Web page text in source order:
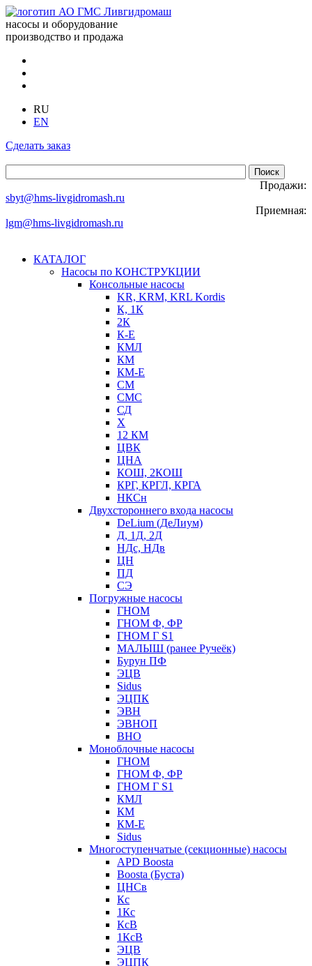
насосы и оборудование
производство и продажа
RU
EN
Сделать заказ
Продажи:
sbyt@hms-livgidromash.ru
Приемная:
lgm@hms-livgidromash.ru
КАТАЛОГ
Насосы по КОНСТРУКЦИИ
Консольные насосы
KR, KRM, KRL Kordis
К, 1К
2К
К-Е
КМЛ
КМ
КМ-Е
СМ
СМС
СД
Х
12 КМ
ЦВК
ЦНА
КОШ, 2КОШ
КРГ, КРГЛ, КРГА
НКСн
Двухстороннего входа насосы
DeLium (ДеЛиум)
Д, 1Д, 2Д
НДс, НДв
ЦН
ПД
СЭ
Погружные насосы
ГНОМ
ГНОМ Ф, ФР
ГНОМ Г S1
МАЛЫШ (ранее Ручеёк)
Бурун ПФ
ЭЦВ
Sidus
ЭЦПК
ЭВН
ЭВНОП
ВНО
Моноблочные насосы
ГНОМ
ГНОМ Ф, ФР
ГНОМ Г S1
КМЛ
КМ
КМ-Е
Sidus
Многоступенчатые (секционные) насосы
APD Boosta
Boosta (Буста)
ЦНСв
Кс
1Кс
КсВ
1КсВ
ЭЦВ
ЭЦПК